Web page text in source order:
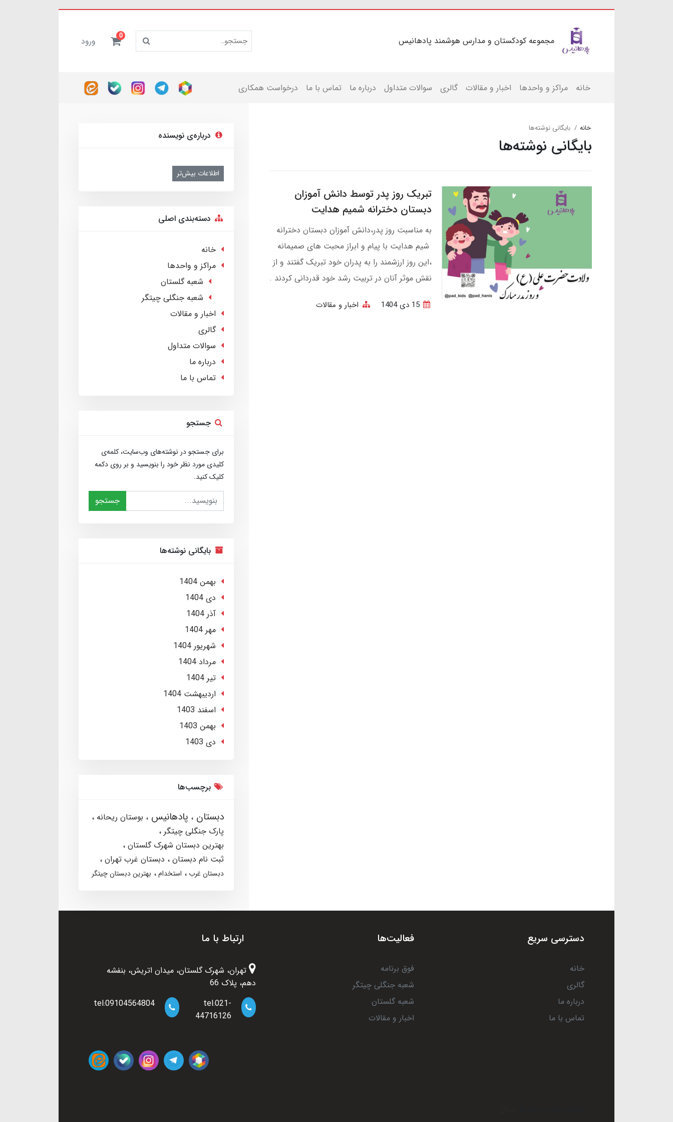
مجموعه کودکستان و مدارس هوشمند پادهانیس 0 ورود
خانه مراکز و واحدها اخبار و مقالات گالری سوالات متداول درباره ما تماس با ما درخواست همکاری
خانه بایگانی نوشته‌ها
بایگانی نوشته‌ها
تبریک روز پدر توسط دانش آموزان
دبستان دخترانه شمیم هدایت
به مناسبت روز پدر،دانش آموزان دبستان دخترانه
شیم هدایت با پیام و ابراز محبت های صمیمانه
،این روز ارزشمند را به پدران خود تبریک گفتند و از
نقش موثر آنان در تربیت رشد خود قدردانی کردند .
15 دی 1404 اخبار و مقالات
درباره‌ی نویسنده
اطلاعات بیش‌تر
دسته‌بندی اصلی
خانه
مراکز و واحدها
شعبه گلستان
شعبه جنگلی چیتگر
اخبار و مقالات
گالری
سوالات متداول
درباره ما
تماس با ما
جستجو
برای جستجو در نوشته‌های وب‌سایت، کلمه‌ی
کلیدی مورد نظر خود را بنویسید و بر روی دکمه
کلیک کنید.
جستجو
بایگانی نوشته‌ها
بهمن 1404
دی 1404
آذر 1404
مهر 1404
شهریور 1404
مرداد 1404
تير 1404
ارديبهشت 1404
اسفند 1403
بهمن 1403
دی 1403
برچسب‌ها
دبستان پادهانیس
بوستان ریحانه
پارک جنگلی چیتگر
بهترین دبستان شهرک گلستان
ثبت نام دبستان
دبستان غرب تهران
دبستان غرب استخدام بهترین دبستان چیتگر
دسترسی سریع
خانه
گالری
درباره ما
تماس با ما
فعالیت‌ها
فوق برنامه
شعبه جنگلی چیتگر
شعبه گلستان
اخبار و مقالات
ارتباط با ما
تهران، شهرک گلستان، میدان اتریش، بنفشه
دهم، پلاک 66
tel:021-
44716126
tel:09104564804